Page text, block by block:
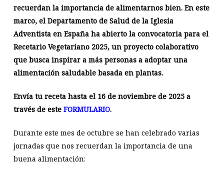
recuerdan la importancia de alimentarnos bien. En este
marco, el Departamento de Salud de la Iglesia
Adventista en España ha abierto la convocatoria para el
Recetario Vegetariano 2025, un proyecto colaborativo
que busca inspirar a más personas a adoptar una
alimentación saludable basada en plantas.
Envía tu receta hasta el 16 de noviembre de 2025 a
través de este FORMULARIO.
Durante este mes de octubre se han celebrado varias
jornadas que nos recuerdan la importancia de una
buena alimentación: